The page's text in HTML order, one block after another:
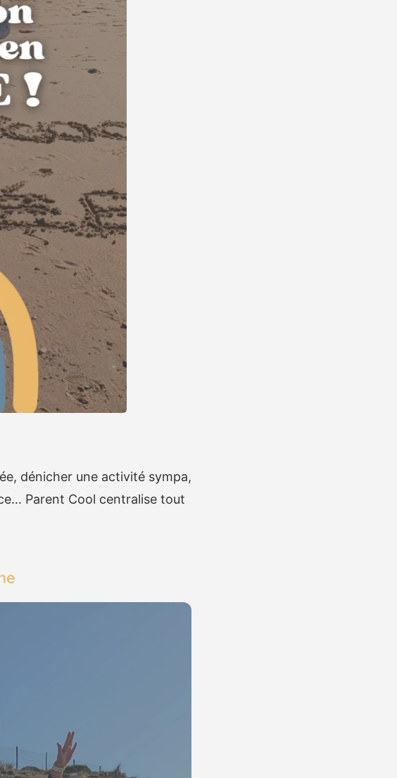
dénicher une activité sympa,
Parent Cool centralise tout